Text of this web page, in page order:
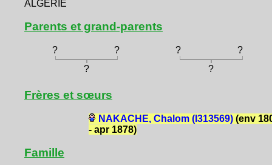
ALGÉRIE
Parents et grand-parents
? ? ?
?
?
?
Frères et sœurs
NAKACHE, Chalom (I313569)(env
- apr 1878)
Famille